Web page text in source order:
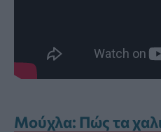
Μούχλα: Πώς τα